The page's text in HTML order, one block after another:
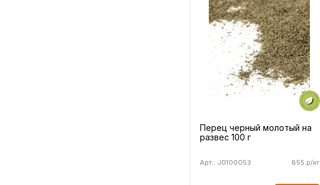
Перец черный молотый на
развес 100 г
855 р/кг
Арт.: J0100053